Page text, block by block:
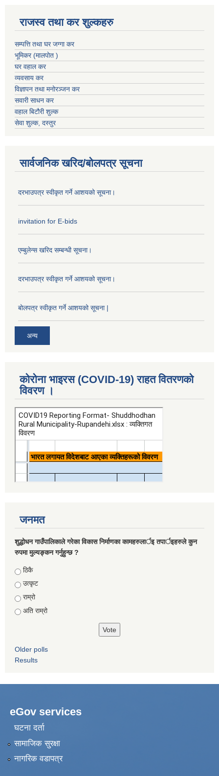
राजस्व तथा कर शुल्कहरु
सम्पत्ति तथा घर जग्गा कर
भूमिकर (मालपोत )
घर वहाल कर
व्यवसाय कर
विज्ञापन तथा मनोरञ्जन कर
सवारी साधन कर
वहाल बिटौरी शुल्क
सेवा शुल्क, दस्तुर
सार्वजनिक खरिद/बोलपत्र सूचना
दरभाउपत्र स्वीकृत गर्ने आशयको सूचना।
invitation for E-bids
एम्बुलेन्स खरिद सम्बन्धी सूचना।
दरभाउपत्र स्वीकृत गर्ने आशयको सूचना।
बोलपत्र स्वीकृत गर्ने आशयको सूचना |
अन्य
कोरोना भाइरस (COVID-19) राहत वितरणको
विवरण ।
जनमत
शुद्धोधन गाउँपालिकाले गरेका विकास निर्माणका कामहरुलार्इ तपार्इहरुले कुन
रुपमा मुल्यङ्कन गर्नुहुन्छ ?
Choices
ठिकै
उत्कृट
राम्रो
अति राम्रो
Older polls
Results
eGov services
घटना दर्ता
सामाजिक सुरक्षा
नागरिक वडापत्र